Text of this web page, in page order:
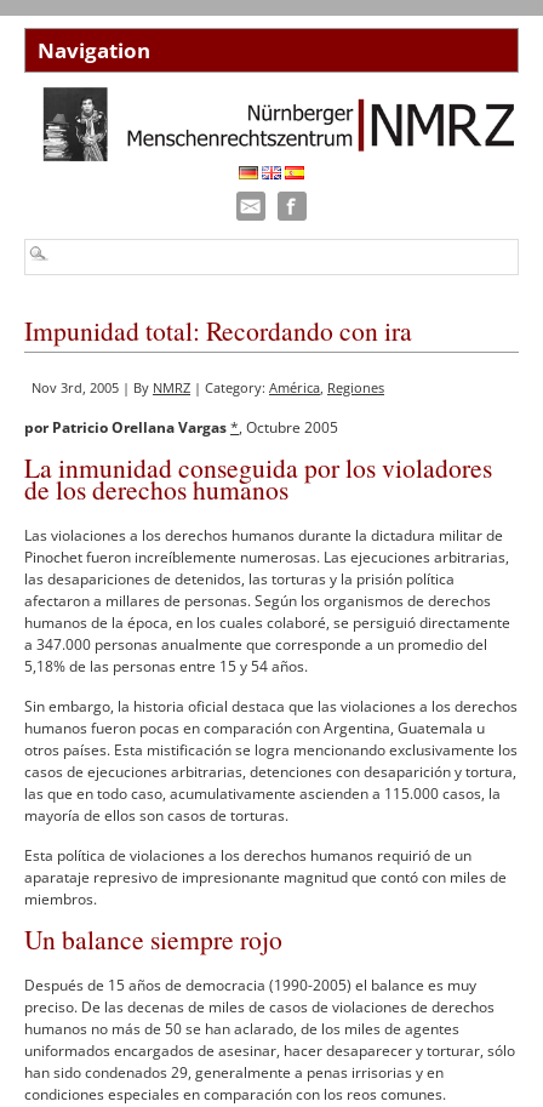
Impunidad total: Recordando con ira
Nov 3rd, 2005 | By NMRZ | Category: América, Regiones
por Patricio Orellana Vargas*, Octubre 2005
La inmunidad conseguida por los violadores
de los derechos humanos
Las violaciones a los derechos humanos durante la dictadura militar de
Pinochet fueron increí­blemente numerosas. Las ejecuciones arbitrarias,
las desapariciones de detenidos, las torturas y la prisión polí­tica
afectaron a millares de personas. Según los organismos de derechos
humanos de la época, en los cuales colaboré, se persiguió directamente
a 347.000 personas anualmente que corresponde a un promedio del
5,18% de las personas entre 15 y 54 años.
Sin embargo, la historia oficial destaca que las violaciones a los derechos
humanos fueron pocas en comparación con Argentina, Guatemala u
otros paí­ses. Esta mistificación se logra mencionando exclusivamente los
casos de ejecuciones arbitrarias, detenciones con desaparición y tortura,
las que en todo caso, acumulativamente ascienden a 115.000 casos, la
mayorí­a de ellos son casos de torturas.
Esta polí­tica de violaciones a los derechos humanos requirió de un
aparataje represivo de impresionante magnitud que contó con miles de
miembros.
Un balance siempre rojo
Después de 15 años de democracia (1990-2005) el balance es muy
preciso. De las decenas de miles de casos de violaciones de derechos
humanos no más de 50 se han aclarado, de los miles de agentes
uniformados encargados de asesinar, hacer desaparecer y torturar, sólo
han sido condenados 29, generalmente a penas irrisorias y en
condiciones especiales en comparación con los reos comunes.